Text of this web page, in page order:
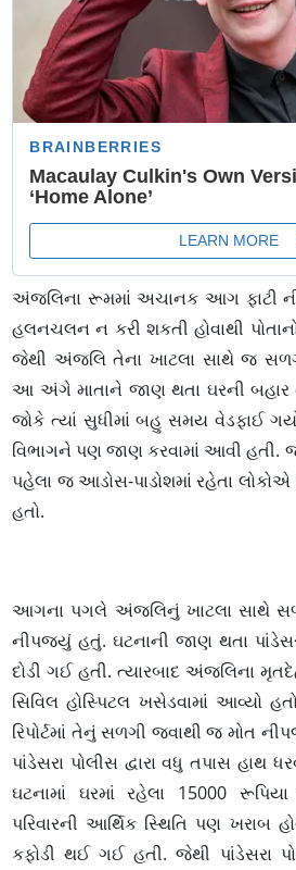
અંજલિના રૂમમાં અચાનક આગ ફાટી
હલનચલન ન કરી શકતી હોવાથી
જેથી અંજલિ તેના ખાટલા સાથે જ
આ અંગે માતાને જાણ થતા ઘરની બહાર
જોકે ત્યાં સુધીમાં બહુ સમય વેડફાઈ
વિભાગને પણ જાણ કરવામાં આવી હતી.
પહેલા જ આડોસ-પાડોશમાં રહેતા
હતો.
આગના પગલે અંજલિનું ખાટલા સાથે
નીપજ્યું હતું. ઘટનાની જાણ થતા
દોડી ગઈ હતી. ત્યારબાદ અંજલિના
સિવિલ હોસ્પિટલ ખસેડવામાં આવ્યો
રિપોર્ટમાં તેનું સળગી જવાથી જ મોત
પાંડેસરા પોલીસ દ્વારા વધુ તપાસ
ઘટનામાં ઘરમાં રહેલા 15000
પરિવારની આર્થિક સ્થિતિ પણ ખરાબ
કફોડી થઈ ગઈ હતી. જેથી પાંડેસરા